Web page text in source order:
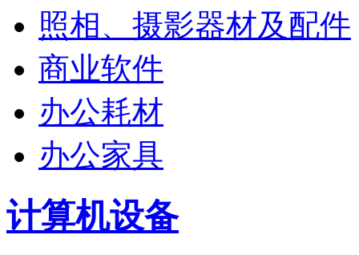
照相、摄影器材及配件
商业软件
办公耗材
办公家具
计算机设备